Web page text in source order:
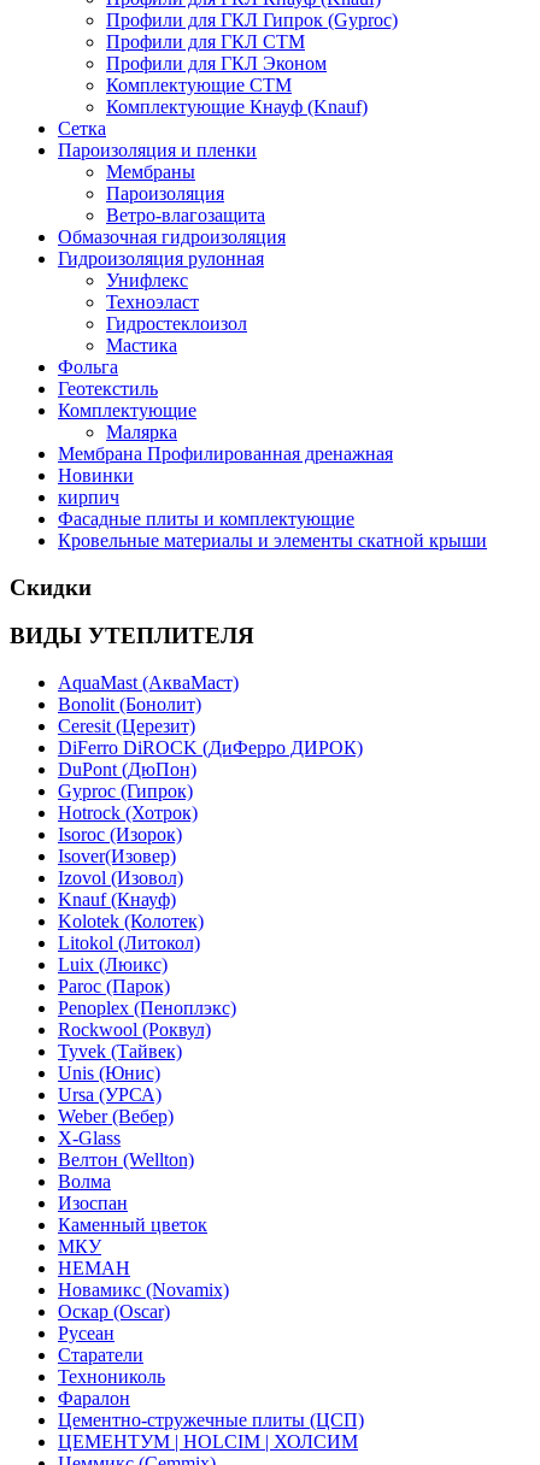
Профили для ГКЛ Гипрок (Gyproc)
Профили для ГКЛ СТМ
Профили для ГКЛ Эконом
Комплектующие СТМ
Комплектующие Кнауф (Knauf)
Сетка
Пароизоляция и пленки
Мембраны
Пароизоляция
Ветро-влагозащита
Обмазочная гидроизоляция
Гидроизоляция рулонная
Унифлекс
Техноэласт
Гидростеклоизол
Мастика
Фольга
Геотекстиль
Комплектующие
Малярка
Мембрана Профилированная дренажная
Новинки
кирпич
Фасадные плиты и комплектующие
Кровельные материалы и элементы скатной крыши
Скидки
ВИДЫ УТЕПЛИТЕЛЯ
AquaMast (АкваМаст)
Bonolit (Бонолит)
Ceresit (Церезит)
DiFerro DiROCK (ДиФерро ДИРОК)
DuPont (ДюПон)
Gyproc (Гипрок)
Hotrock (Хотрок)
Isoroc (Изорок)
Isover(Изовер)
Izovol (Изовол)
Knauf (Кнауф)
Kolotek (Колотек)
Litokol (Литокол)
Luix (Люикс)
Paroc (Парок)
Penoplex (Пеноплэкс)
Rockwool (Роквул)
Tyvek (Тайвек)
Unis (Юнис)
Ursa (УРСА)
Weber (Вебер)
X-Glass
Велтон (Wellton)
Волма
Изоспан
Каменный цветок
МКУ
НЕМАН
Новамикс (Novamix)
Оскар (Oscar)
Русеан
Старатели
Технониколь
Фаралон
Цементно-стружечные плиты (ЦСП)
ЦЕМЕНТУМ | HOLCIM | ХОЛСИМ